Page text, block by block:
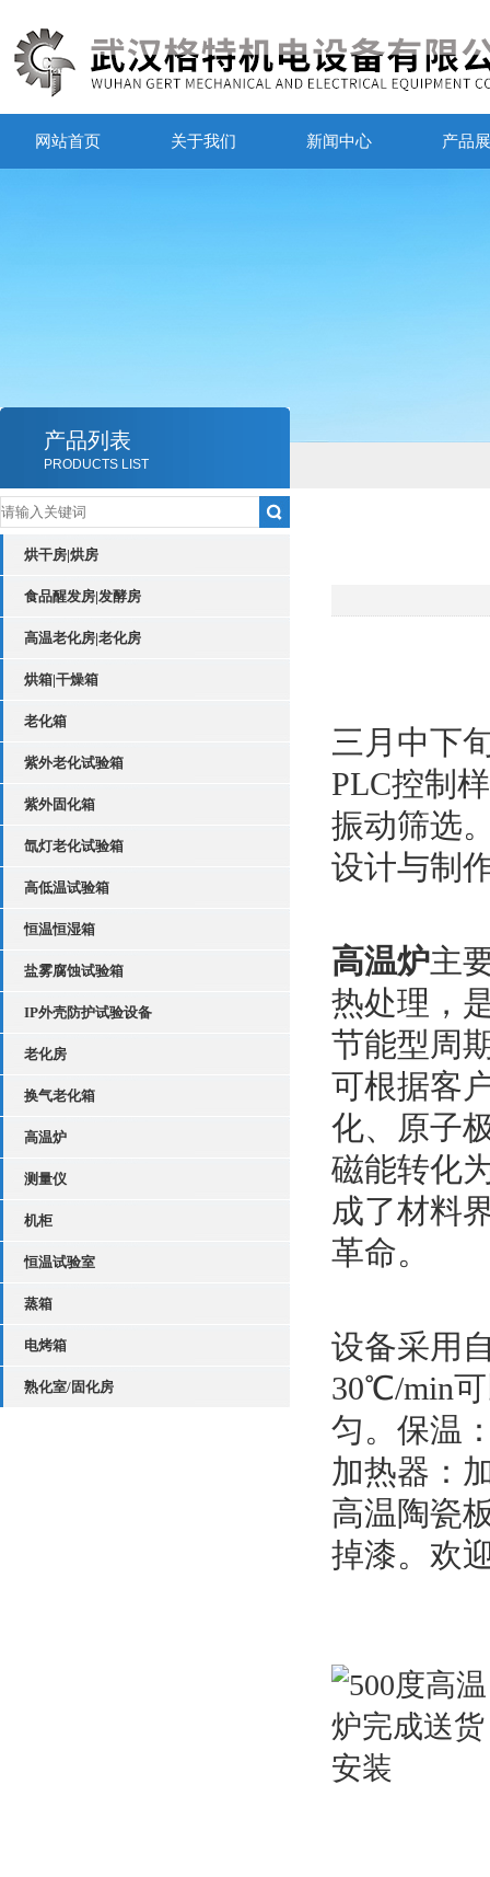
网站首页 关于我们 新闻中心 产品
产品列表
PRODUCTS LIST
烘干房|烘房
食品醒发房|发酵房
高温老化房|老化房
烘箱|干燥箱
老化箱
紫外老化试验箱
紫外固化箱
氙灯老化试验箱
高低温试验箱
恒温恒湿箱
盐雾腐蚀试验箱
IP外壳防护试验设备
老化房
换气老化箱
高温炉
测量仪
机柜
恒温试验室
蒸箱
电烤箱
熟化室/固化房
三月中下
PLC控制
振动筛选
设计与制
高温炉主
热处理，
节能型周
可根据客
化、原子
磁能转化
成了材料
革命。
设备采用
30℃/min
匀。保温
加热器：
高温陶瓷
掉漆。 欢